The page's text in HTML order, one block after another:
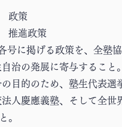
政策
推進政策
号に掲げる政策を、全塾
治の発展に寄与すること。
の目的のため、塾生代表選
法人慶應義塾、そして全世
。